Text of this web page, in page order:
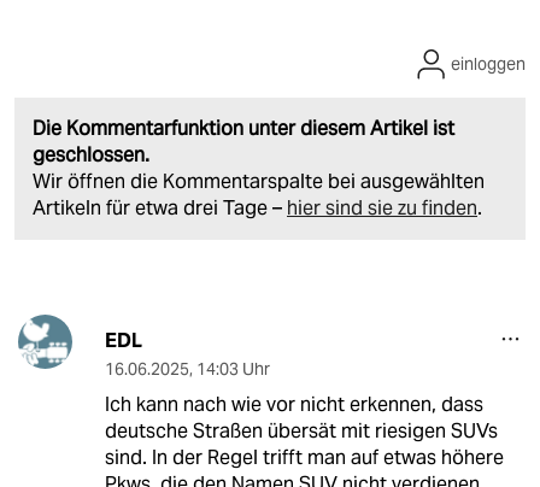
Die Kommentarfunktion unter diesem Artikel ist
geschlossen.
Wir öffnen die Kommentarspalte bei ausgewählten
Artikeln für etwa drei Tage – hier sind sie zu finden.
einloggen
EDL
16.06.2025, 14:03 Uhr
Ich kann nach wie vor nicht erkennen, dass
deutsche Straßen übersät mit riesigen SUVs
sind. In der Regel trifft man auf etwas höhere